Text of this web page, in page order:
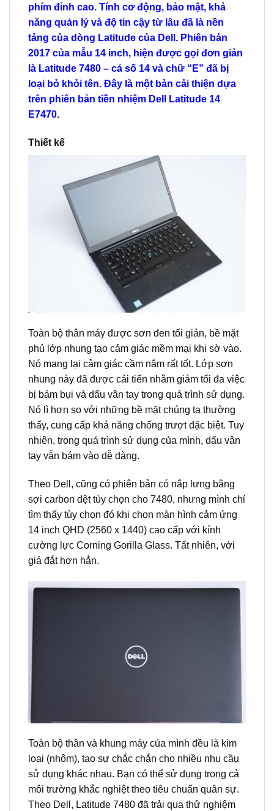
phím đỉnh cao. Tính cơ động, bảo mật, khả
năng quản lý và độ tin cậy từ lâu đã là nền
tảng của dòng Latitude của Dell. Phiên bản
2017 của mẫu 14 inch, hiện được gọi đơn giản
là Latitude 7480 – cả số 14 và chữ “E” đã bị
loại bỏ khỏi tên. Đây là một bản cải thiện dựa
trên phiên bản tiền nhiệm Dell Latitude 14
E7470.
Thiết kế
Toàn bộ thân máy được sơn đen tối giản, bề mặt
phủ lớp nhung tạo cảm giác mềm mại khi sờ vào.
Nó mang lại cảm giác cầm nắm rất tốt. Lớp sơn
nhung này đã được cải tiến nhằm giảm tối đa việc
bị bám bụi và dấu vân tay trong quá trình sử dụng.
Nó lì hơn so với những bề mặt chúng ta thường
thấy, cung cấp khả năng chống trượt đặc biệt. Tuy
nhiên, trong quá trình sử dụng của mình, dấu vân
tay vẫn bám vào dễ dàng.
Theo Dell, cũng có phiên bản có nắp lưng bằng
sợi carbon dệt tùy chọn cho 7480, nhưng mình chỉ
tìm thấy tùy chọn đó khi chọn màn hình cảm ứng
14 inch QHD (2560 x 1440) cao cấp với kính
cường lực Corning Gorilla Glass. Tất nhiên, với
giá đắt hơn hẳn.
Toàn bộ thân và khung máy của mình đều là kim
loại (nhôm), tạo sự chắc chắn cho nhiều nhu cầu
sử dụng khác nhau. Bạn có thể sử dụng trong cả
môi trường khắc nghiệt theo tiêu chuẩn quân sự.
Theo Dell, Latitude 7480 đã trải qua thử nghiệm